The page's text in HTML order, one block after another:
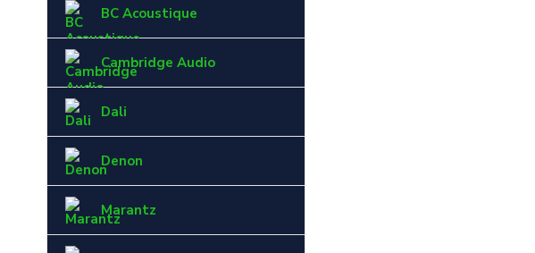
BC Acoustique
Cambridge Audio
Dali
Denon
Marantz